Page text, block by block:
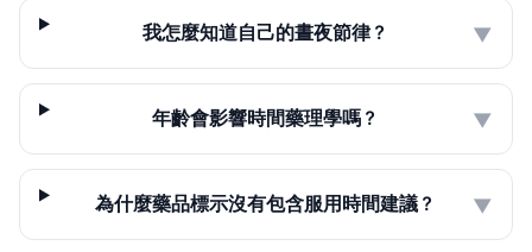
我怎麼知道自己的晝夜節律？ ▼
年齡會影響時間藥理學嗎？ ▼
為什麼藥品標示沒有包含服用時間建議？ ▼